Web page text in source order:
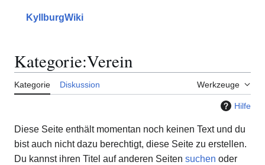
springenHauptmenü
KyllburgWiki
Kategorie:Verein
Kategorie Diskussion Werkzeuge
Hilfe
Diese Seite enthält momentan noch keinen Text und du
bist auch nicht dazu berechtigt, diese Seite zu erstellen.
Du kannst ihren Titel auf anderen Seiten suchen oder